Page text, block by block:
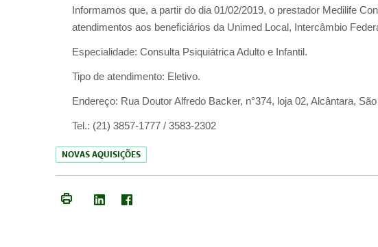
Informamos que, a partir do dia 01/02/2019, o prestador Medilife
atendimentos aos beneficiários da Unimed Local, Intercâmbio
Especialidade: Consulta Psiquiátrica Adulto e Infantil.
Tipo de atendimento: Eletivo.
Endereço: Rua Doutor Alfredo Backer, n°374, loja 02, Alcântara,
Tel.: (21) 3857-1777 / 3583-2302
NOVAS AQUISIÇÕES